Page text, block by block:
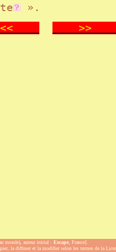
».
au monde), auteur initial :Escape, France].
la diffuser et la modifier selon les termes de la